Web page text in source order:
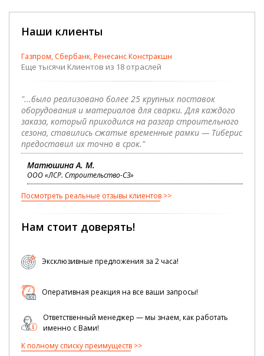
Наши клиенты
Газпром, Сбербанк, Ренесанс Констракшн
Еще тысячи Клиентов из 18 отраслей
"...было реализовано более 25 крупных поставок
оборудования и материалов для сварки. Для каждого
заказа, который приходился на разгар строительного
сезона, ставились сжатые временные рамки — Тиберис
предоставил их точно в срок."
Матюшина А. М.
ООО «ЛСР. Строительство-СЗ»
Посмотреть реальные отзывы клиентов
Нам стоит доверять!
Эксклюзивные предложения за 2 часа!
Оперативная реакция на все ваши запросы!
Ответственный менеджер — мы знаем, как работать
именно с Вами!
К полному списку преимуществ